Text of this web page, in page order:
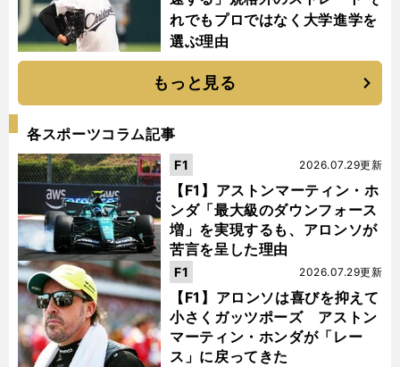
れでもプロではなく大学進学を
選ぶ理由
もっと見る
各スポーツコラム記事
【F1】アストンマーティン・ホ
ンダ「最大級のダウンフォース
増」を実現するも、アロンソが
苦言を呈した理由
2026.07.29更新
F1
【F1】アロンソは喜びを抑えて
小さくガッツポーズ アストン
マーティン・ホンダが「レー
ス」に戻ってきた
2026.07.29更新
F1